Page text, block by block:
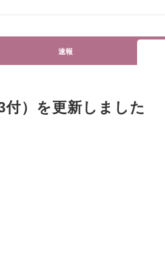
速報
）を更新しました